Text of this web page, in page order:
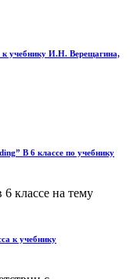
к учебнику И.Н. Верещагина,
В 6 классе по учебнику
классе на тему
к учебнику